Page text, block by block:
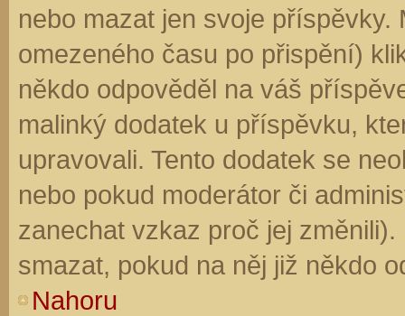
nebo mazat jen svoje
omezeného času po přispění)
někdo odpověděl na váš
malinký dodatek u příspěvku,
upravovali. Tento dodatek se
nebo pokud moderátor či
zanechat vzkaz proč jej
smazat, pokud na něj již někdo
Nahoru